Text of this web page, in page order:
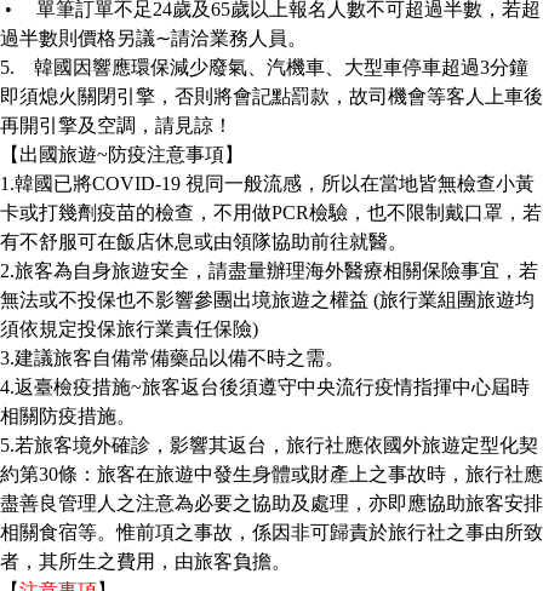
•
單筆訂單不足24歲及65歲以上報名人數不可超過半數，若超
過半數則價格另議∼請洽業務人員。
5.
韓國因響應環保減少廢氣、汽機車、大型車停車超過3分鐘
即須熄火關閉引擎，否則將會記點罰款，故司機會等客人上車後
再開引擎及空調，請見諒！
【出國旅遊~防疫注意事項】
1.韓國已將COVID-19 視同一般流感，所以在當地皆無檢查小黃
卡或打幾劑疫苗的檢查，不用做PCR檢驗，也不限制戴口罩，若
有不舒服可在飯店休息或由領隊協助前往就醫。
2.旅客為自身旅遊安全，請盡量辦理海外醫療相關保險事宜，若
無法或不投保也不影響參團出境旅遊之權益 (旅行業組團旅遊均
須依規定投保旅行業責任保險)
3.建議旅客自備常備藥品以備不時之需。
4.返臺檢疫措施~旅客返台後須遵守中央流行疫情指揮中心屆時
相關防疫措施。
5.若旅客境外確診，影響其返台，旅行社應依國外旅遊定型化契
約第30條：旅客在旅遊中發生身體或財產上之事故時，旅行社應
盡善良管理人之注意為必要之協助及處理，亦即應協助旅客安排
相關食宿等。惟前項之事故，係因非可歸責於旅行社之事由所致
者，其所生之費用，由旅客負擔。